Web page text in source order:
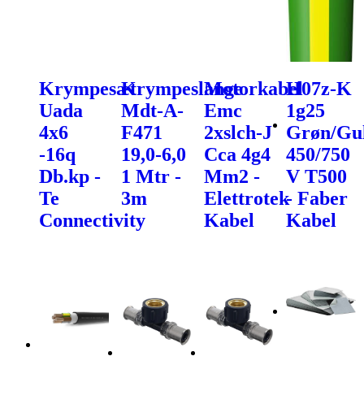
Krympesæt
Uada
4x6
-16q
Db.kp -
Te
Connectivity
Krympeslange
Mdt-A-
F471
19,0-6,0
1 Mtr -
3m
Motorkabel
Emc
2xslch-J
Cca 4g4
Mm2 -
Elettrotek
Kabel
H07z-K
1g25
Grøn/
450/750
V T500
- Faber
Kabel